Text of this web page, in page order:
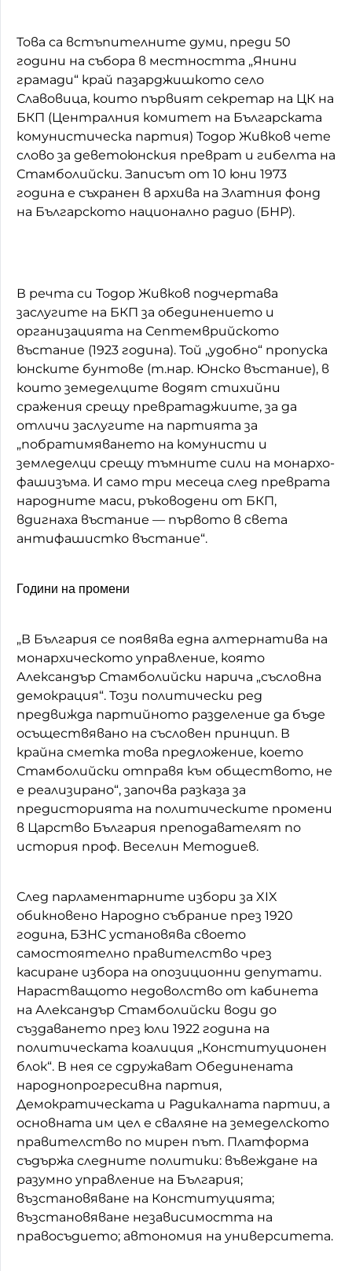
Това са встъпителните думи, преди 50
години на събора в местността „Янини
грамади“ край пазарджишкото село
Славовица, които първият секретар на ЦК на
БКП (Централния комитет на Българската
комунистическа партия) Тодор Живков чете
слово за деветоюнския преврат и гибелта на
Стамболийски. Записът от 10 юни 1973
година е съхранен в архива на Златния фонд
на Българското национално радио (БНР).
В речта си Тодор Живков подчертава
заслугите на БКП за обединението и
организацията на Септемврийското
въстание (1923 година). Той „удобно“ пропуска
юнските бунтове (т.нар. Юнско въстание), в
които земеделците водят стихийни
сражения срещу превратаджиите, за да
отличи заслугите на партията за
„побратимяването на комунисти и
земледелци срещу тъмните сили на монархо-
фашизъма. И само три месеца след преврата
народните маси, ръководени от БКП,
вдигнаха въстание — първото в света
антифашистко въстание“.
Години на промени
„В България се появява една алтернатива на
монархическото управление, която
Александър Стамболийски нарича „съсловна
демокрация“. Този политически ред
предвижда партийното разделение да бъде
осъществявано на съсловен принцип. В
крайна сметка това предложение, което
Стамболийски отправя към обществото, не
е реализирано“, започва разказа за
предисторията на политическите промени
в Царство България преподавателят по
история проф. Веселин Методиев.
След парламентарните избори за XIX
обикновено Народно събрание през 1920
година, БЗНС установява своето
самостоятелно правителство чрез
касиране избора на опозиционни депутати.
Нарастващото недоволство от кабинета
на Александър Стамболийски води до
създаването през юли 1922 година на
политическата коалиция „Конституционен
блок“. В нея се сдружават Обединената
народнопрогресивна партия,
Демократическата и Радикалната партии, а
основната им цел е сваляне на земеделското
правителство по мирен път. Платформа
съдържа следните политики: въвеждане на
разумно управление на България;
възстановяване на Конституцията;
възстановяване независимостта на
правосъдието; автономия на университета.